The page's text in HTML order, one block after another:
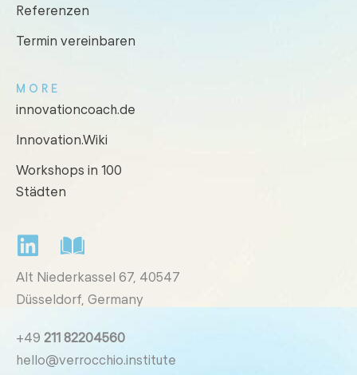
Referenzen
Termin vereinbaren
MORE
innovationcoach.de
Innovation.Wiki
Workshops in 100
Städten
Alt Niederkassel 67, 40547
Düsseldorf, Germany
+49 211 82204560
hello@verrocchio.institute